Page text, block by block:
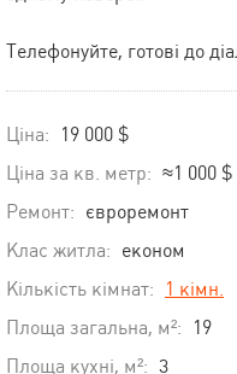
Телефонуйте, готові до
Ціна:
19 000 $
Ціна за кв. метр: ≈1 000 $
Ремонт: євроремонт
Клас житла: економ
Кількість кімнат:
1 кімн.
Площа загальна, м²:
19
Площа кухні, м²: 3